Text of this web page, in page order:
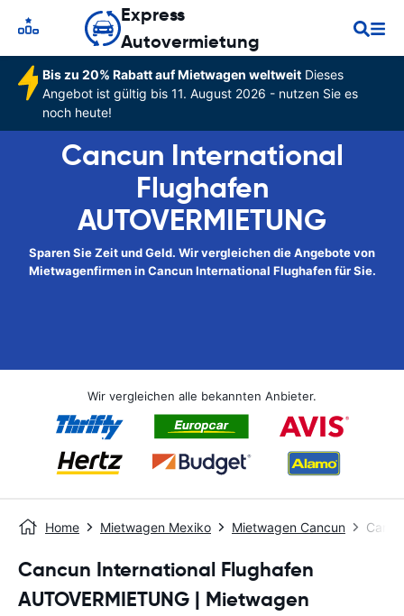
Express
Autovermietung
Bis zu 20% Rabatt auf Mietwagen weltweitDieses
Angebot ist gültig bis 11. August 2026 - nutzen Sie es
noch heute!
Cancun International
Flughafen
AUTOVERMIETUNG
Sparen Sie Zeit und Geld. Wir vergleichen die Angebote von
Mietwagenfirmen in Cancun International Flughafen für Sie.
Wir vergleichen alle bekannten Anbieter.
Home Mietwagen Mexiko Mietwagen Cancun
Cancun International Flughafen
AUTOVERMIETUNG | Mietwagen